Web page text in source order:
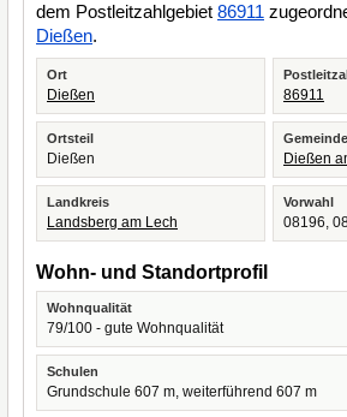
dem Postleitzahlgebiet 86911
Dießen.
Ort
Dießen 86911
Ortsteil
Dießen
Gemeinde
Dießen
Landkreis
Landsberg am Lech
Vorwahl
08196,
Wohn- und Standortprofil
Wohnqualität
79/100 - gute Wohnqualität
Schulen
Grundschule 607 m, weiterführend 607 m